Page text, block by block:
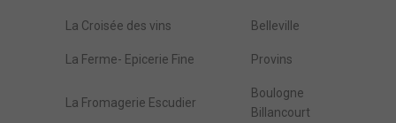
La Croisée des vins Belleville
La Ferme- Epicerie Fine Provins
La Fromagerie Escudier
Boulogne
Billancourt